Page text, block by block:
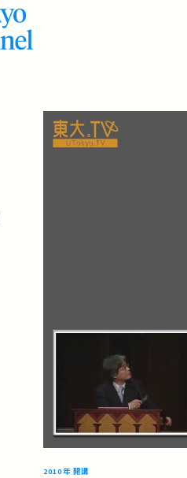
2010年 開講